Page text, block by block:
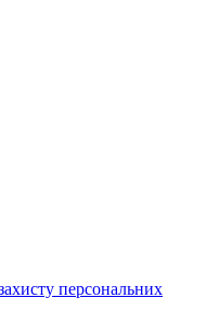
персональних